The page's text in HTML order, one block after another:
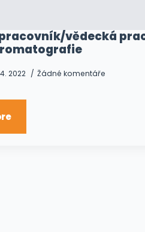
vědecká
4. 2022 Žádné komentáře